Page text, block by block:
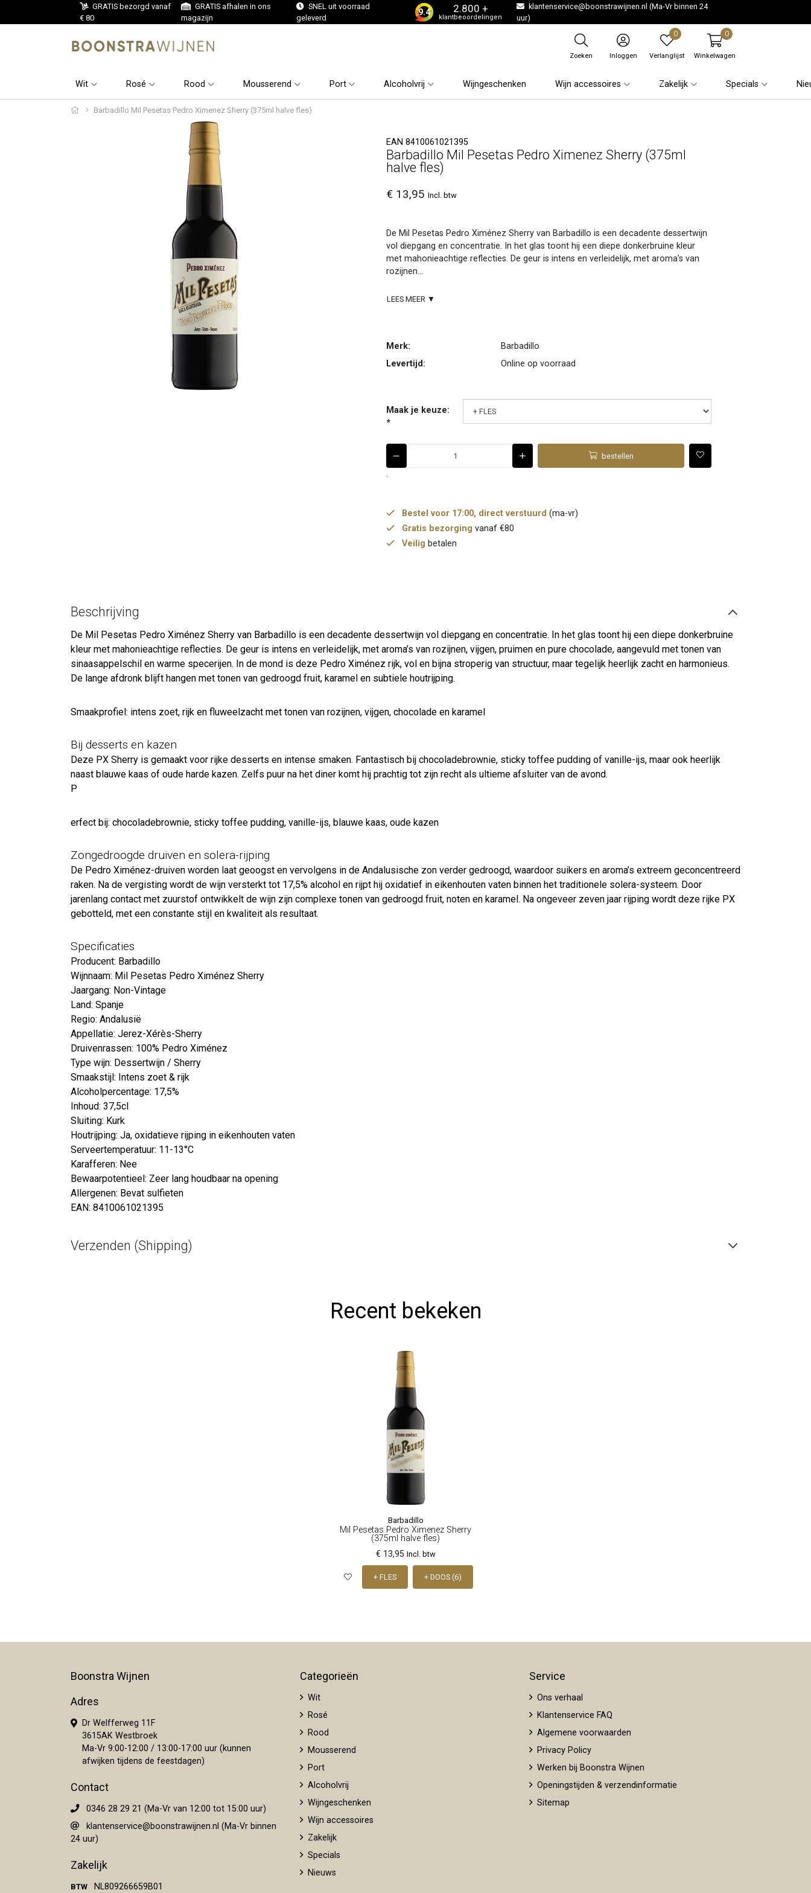
GRATIS bezorgd vanaf
€ 80
GRATIS afhalen in ons
magazijn
SNEL uit voorraad
geleverd
9.4 2.800 +
klantbeoordelingen
klantenservice@boonstrawijnen.nl (Ma-Vr binnen 24
uur)
Zoeken Inloggen
0
Verlanglijst
0
Winkelwagen
Wit Rosé Rood Mousserend Port Alcoholvrij Wijngeschenken Wijn accessoires Zakelijk Specials
Barbadillo Mil Pesetas Pedro Ximenez Sherry (375ml halve fles)
EAN 8410061021395
Barbadillo Mil Pesetas Pedro Ximenez Sherry (375ml
halve fles)
€ 13,95 Incl. btw
De Mil Pesetas Pedro Ximénez Sherry van Barbadillo is een decadente dessertwijn
vol diepgang en concentratie. In het glas toont hij een diepe donkerbruine kleur
met mahonieachtige reflecties. De geur is intens en verleidelijk, met aroma’s van
rozijnen...
LEES MEER ▼
Merk:
Barbadillo
Levertijd:
Online op voorraad
Maak je keuze:
*
bestellen
.
Bestel voor 17:00, direct verstuurd (ma-vr)
Gratis bezorging vanaf €80
Veilig betalen
Beschrijving
De Mil Pesetas Pedro Ximénez Sherry van Barbadillo is een decadente dessertwijn vol diepgang en concentratie. In het glas toont hij een diepe donkerbruine
kleur met mahonieachtige reflecties. De geur is intens en verleidelijk, met aroma’s van rozijnen, vijgen, pruimen en pure chocolade, aangevuld met tonen van
sinaasappelschil en warme specerijen. In de mond is deze Pedro Ximénez rijk, vol en bijna stroperig van structuur, maar tegelijk heerlijk zacht en harmonieus.
De lange afdronk blijft hangen met tonen van gedroogd fruit, karamel en subtiele houtrijping.
Smaakprofiel: intens zoet, rijk en fluweelzacht met tonen van rozijnen, vijgen, chocolade en karamel
Bij desserts en kazen
Deze PX Sherry is gemaakt voor rijke desserts en intense smaken. Fantastisch bij chocoladebrownie, sticky toffee pudding of vanille-ijs, maar ook heerlijk
naast blauwe kaas of oude harde kazen. Zelfs puur na het diner komt hij prachtig tot zijn recht als ultieme afsluiter van de avond.
P
erfect bij: chocoladebrownie, sticky toffee pudding, vanille-ijs, blauwe kaas, oude kazen
Zongedroogde druiven en solera-rijping
De Pedro Ximénez-druiven worden laat geoogst en vervolgens in de Andalusische zon verder gedroogd, waardoor suikers en aroma’s extreem geconcentreerd
raken. Na de vergisting wordt de wijn versterkt tot 17,5% alcohol en rijpt hij oxidatief in eikenhouten vaten binnen het traditionele solera-systeem. Door
jarenlang contact met zuurstof ontwikkelt de wijn zijn complexe tonen van gedroogd fruit, noten en karamel. Na ongeveer zeven jaar rijping wordt deze rijke PX
gebotteld, met een constante stijl en kwaliteit als resultaat.
Specificaties
Producent: Barbadillo
Wijnnaam: Mil Pesetas Pedro Ximénez Sherry
Jaargang: Non-Vintage
Land: Spanje
Regio: Andalusië
Appellatie: Jerez-Xérès-Sherry
Druivenrassen: 100% Pedro Ximénez
Type wijn: Dessertwijn / Sherry
Smaakstijl: Intens zoet & rijk
Alcoholpercentage: 17,5%
Inhoud: 37,5cl
Sluiting: Kurk
Houtrijping: Ja, oxidatieve rijping in eikenhouten vaten
Serveertemperatuur: 11-13°C
Karafferen: Nee
Bewaarpotentieel: Zeer lang houdbaar na opening
Allergenen: Bevat sulfieten
EAN: 8410061021395
Verzenden (Shipping)
Recent bekeken
Barbadillo
Mil Pesetas Pedro Ximenez Sherry
(375ml halve fles)
€ 13,95 Incl. btw
+ FLES + DOOS (6)
Boonstra Wijnen
Adres
Dr Welfferweg 11F
3615AK Westbroek
Ma-Vr 9:00-12:00 / 13:00-17:00 uur (kunnen
afwijken tijdens de feestdagen)
Contact
0346 28 29 21 (Ma-Vr van 12:00 tot 15:00 uur)
klantenservice@boonstrawijnen.nl (Ma-Vr binnen
24 uur)
Zakelijk
BTW NL809266659B01
Categorieën
Wit
Rosé
Rood
Mousserend
Port
Alcoholvrij
Wijngeschenken
Wijn accessoires
Zakelijk
Specials
Nieuws
Service
Ons verhaal
Klantenservice FAQ
Algemene voorwaarden
Privacy Policy
Werken bij Boonstra Wijnen
Openingstijden & verzendinformatie
Sitemap